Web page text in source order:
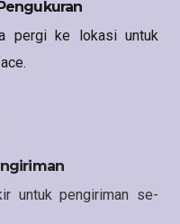
pergi ke lokasi untuk
untuk pengiriman se-